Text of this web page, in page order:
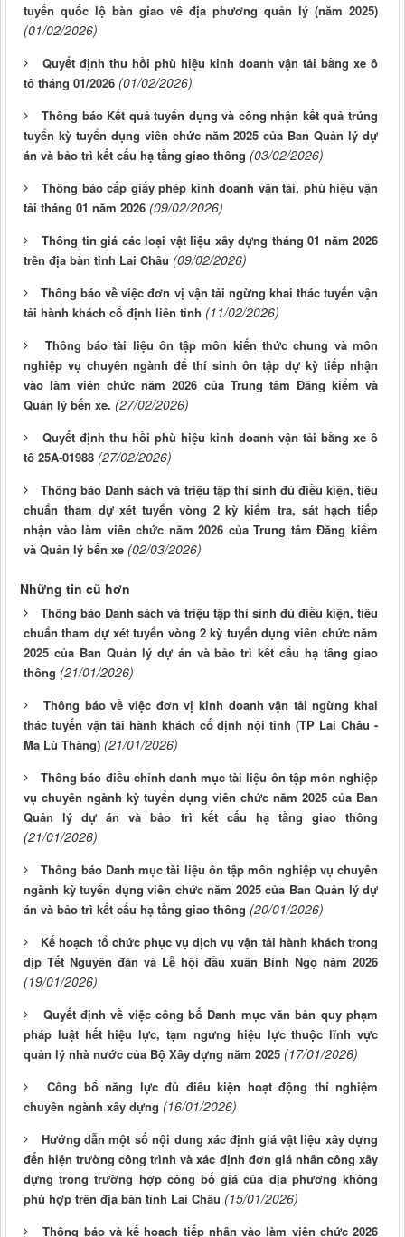
tuyến quốc lộ bàn giao về địa phương quản lý (năm 2025)
(01/02/2026)
Quyết định thu hồi phù hiệu kinh doanh vận tải bằng xe ô
tô tháng 01/2026 (01/02/2026)
Thông báo Kết quả tuyển dụng và công nhận kết quả trúng
tuyển kỳ tuyển dụng viên chức năm 2025 của Ban Quản lý dự
án và bảo trì kết cấu hạ tầng giao thông (03/02/2026)
Thông báo cấp giấy phép kinh doanh vận tải, phù hiệu vận
tải tháng 01 năm 2026 (09/02/2026)
Thông tin giá các loại vật liệu xây dựng tháng 01 năm 2026
trên địa bàn tỉnh Lai Châu (09/02/2026)
Thông báo về việc đơn vị vận tải ngừng khai thác tuyến vận
tải hành khách cố định liên tỉnh (11/02/2026)
Thông báo tài liệu ôn tập môn kiến thức chung và môn
nghiệp vụ chuyên ngành để thí sinh ôn tập dự kỳ tiếp nhận
vào làm viên chức năm 2026 của Trung tâm Đăng kiểm và
Quản lý bến xe. (27/02/2026)
Quyết định thu hồi phù hiệu kinh doanh vận tải bằng xe ô
tô 25A-01988 (27/02/2026)
Thông báo Danh sách và triệu tập thí sinh đủ điều kiện, tiêu
chuẩn tham dự xét tuyển vòng 2 kỳ kiểm tra, sát hạch tiếp
nhận vào làm viên chức năm 2026 của Trung tâm Đăng kiểm
và Quản lý bến xe (02/03/2026)
Những tin cũ hơn
Thông báo Danh sách và triệu tập thí sinh đủ điều kiện, tiêu
chuẩn tham dự xét tuyển vòng 2 kỳ tuyển dụng viên chức năm
2025 của Ban Quản lý dự án và bảo trì kết cấu hạ tầng giao
thông (21/01/2026)
Thông báo về việc đơn vị kinh doanh vận tải ngừng khai
thác tuyến vận tải hành khách cố định nội tỉnh (TP Lai Châu -
Ma Lù Thàng) (21/01/2026)
Thông báo điều chỉnh danh mục tài liệu ôn tập môn nghiệp
vụ chuyên ngành kỳ tuyển dụng viên chức năm 2025 của Ban
Quản lý dự án và bảo trì kết cấu hạ tầng giao thông
(21/01/2026)
Thông báo Danh mục tài liệu ôn tập môn nghiệp vụ chuyên
ngành kỳ tuyển dụng viên chức năm 2025 của Ban Quản lý dự
án và bảo trì kết cấu hạ tầng giao thông (20/01/2026)
Kế hoạch tổ chức phục vụ dịch vụ vận tải hành khách trong
dịp Tết Nguyên đán và Lễ hội đầu xuân Bính Ngọ năm 2026
(19/01/2026)
Quyết định về việc công bố Danh mục văn bản quy phạm
pháp luật hết hiệu lực, tạm ngưng hiệu lực thuộc lĩnh vực
quản lý nhà nước của Bộ Xây dựng năm 2025 (17/01/2026)
Công bố năng lực đủ điều kiện hoạt động thí nghiệm
chuyên ngành xây dựng (16/01/2026)
Hướng dẫn một số nội dung xác định giá vật liệu xây dựng
đến hiện trường công trình và xác định đơn giá nhân công xây
dựng trong trường hợp công bố giá của địa phương không
phù hợp trên địa bàn tỉnh Lai Châu (15/01/2026)
Thông báo và kế hoạch tiếp nhận vào làm viên chức 2026